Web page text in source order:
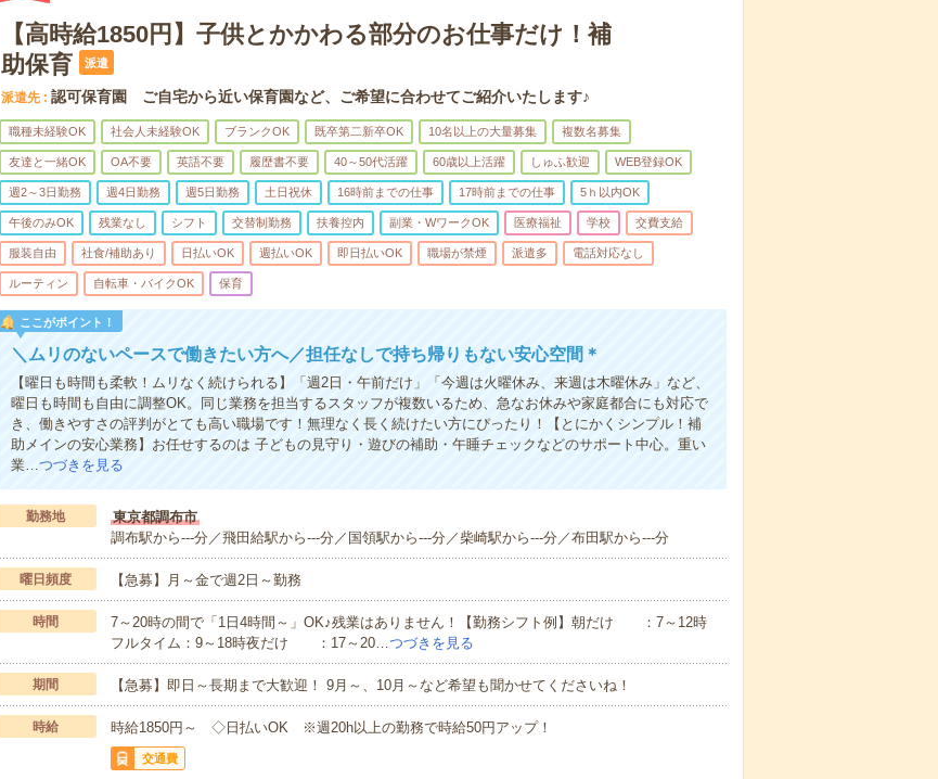
【高時給1850円】子供とかかわる部分のお仕事だけ！補
助保育
派遣
派遣先 認可保育園 ご自宅から近い保育園など、ご希望に合わせてご紹介いたします♪
職種未経験OK 社会人未経験OK ブランクOK 既卒第二新卒OK 10名以上の大量募集 複数名募集
友達と一緒OK OA不要 英語不要 履歴書不要 40～50代活躍 60歳以上活躍 しゅふ歓迎 WEB登録OK
週2～3日勤務 週4日勤務 週5日勤務 土日祝休 16時前までの仕事 17時前までの仕事 5ｈ以内OK
午後のみOK 残業なし シフト 交替制勤務 扶養控内 副業・WワークOK 医療福祉 学校 交費支給
服装自由 社食/補助あり 日払いOK 週払いOK 即日払いOK 職場が禁煙 派遣多 電話対応なし
ルーティン 自転車・バイクOK 保育
ここがポイント！
＼ムリのないペースで働きたい方へ／担任なしで持ち帰りもない安心空間＊
【曜日も時間も柔軟！ムリなく続けられる】「週2日・午前だけ」「今週は火曜休み、来週は木曜休み」など、
曜日も時間も自由に調整OK。同じ業務を担当するスタッフが複数いるため、急なお休みや家庭都合にも対応で
き、働きやすさの評判がとても高い職場です！無理なく長く続けたい方にぴったり！【とにかくシンプル！補
助メインの安心業務】お任せするのは 子どもの見守り・遊びの補助・午睡チェックなどのサポート中心。重い
業…つづきを見る
勤務地
東京都調布市
調布駅から---分／飛田給駅から---分／国領駅から---分／柴崎駅から---分／布田駅から---分
曜日頻度 【急募】月～金で週2日～勤務
時間
7～20時の間で「1日4時間～」OK♪残業はありません！【勤務シフト例】朝だけ ：7～12時
フルタイム：9～18時夜だけ ：17～20…つづきを見る
期間 【急募】即日～長期まで大歓迎！ 9月～、10月～など希望も聞かせてくださいね！
時給 時給1850円～ ◇日払いOK ※週20h以上の勤務で時給50円アップ！
交通費